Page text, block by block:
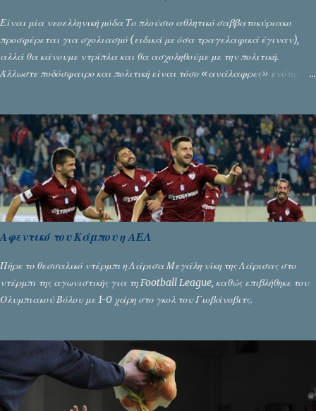
Είναι μία νεοελληνική μόδα Το πλούσιο αθλητικό σαββατοκύριακο
προσφέρεται για σχολιασμό (ειδικά με όσα τραγελαφικά έγιναν),
αλλά θα κάνουμε ντρίπλα και θα ασχοληθούμε με την πολιτική.
Άλλωστε ποδόσφαιρο και πολιτική είναι τόσο «ανάλαφρες» ενότητες
Αφεντικό του Κάμπου η ΑΕΛ
Πήρε το θεσσαλικό ντέρμπι η Λάρισα Μεγάλη νίκη της Λάρισας στο
ντέρμπι της αγωνιστικής για τη Football League, καθώς επιβλήθηκε του
Ολυμπιακού Βόλου με 1-0 χάρη στο γκολ του Γιοβάνοβιτς.